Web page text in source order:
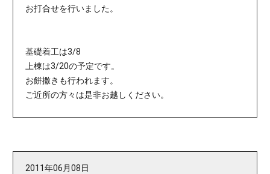
お打合せを行いました。
基礎着工は3/8
上棟は3/20の予定です。
お餅撒きも行われます。
ご近所の方々は是非お越しください。
2011年06月08日